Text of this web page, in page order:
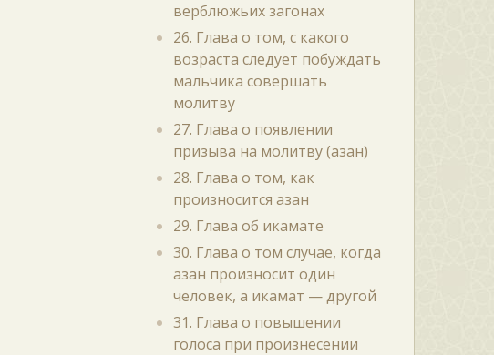
верблюжьих загонах
26. Глава о том, с какого
возраста следует побуждать
мальчика совершать
молитву
27. Глава о появлении
призыва на молитву (азан)
28. Глава о том, как
произносится азан
29. Глава об икамате
30. Глава о том случае, когда
азан произносит один
человек, а икамат — другой
31. Глава о повышении
голоса при произнесении